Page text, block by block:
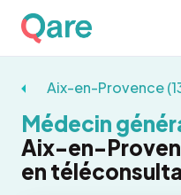
Aix-en-Provence
Médecin
Aix-en-
en